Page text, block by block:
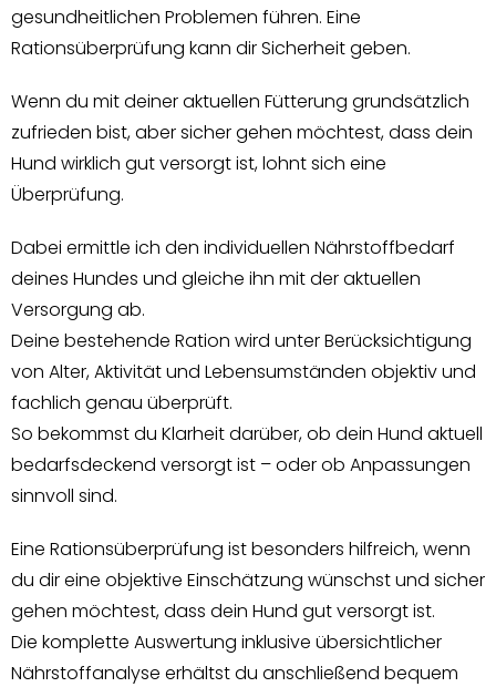
gesundheitlichen Problemen führen. Eine
Rationsüberprüfung kann dir Sicherheit geben.
Wenn du mit deiner aktuellen Fütterung grundsätzlich
zufrieden bist, aber sicher gehen möchtest, dass dein
Hund wirklich gut versorgt ist, lohnt sich eine
Überprüfung.
Dabei ermittle ich den individuellen Nährstoffbedarf
deines Hundes und gleiche ihn mit der aktuellen
Versorgung ab.
Deine bestehende Ration wird unter Berücksichtigung
von Alter, Aktivität und Lebensumständen objektiv und
fachlich genau überprüft.
So bekommst du Klarheit darüber, ob dein Hund aktuell
bedarfsdeckend versorgt ist – oder ob Anpassungen
sinnvoll sind.
Eine Rationsüberprüfung ist besonders hilfreich, wenn
du dir eine objektive Einschätzung wünschst und sicher
gehen möchtest, dass dein Hund gut versorgt ist.
Die komplette Auswertung inklusive übersichtlicher
Nährstoffanalyse erhältst du anschließend bequem